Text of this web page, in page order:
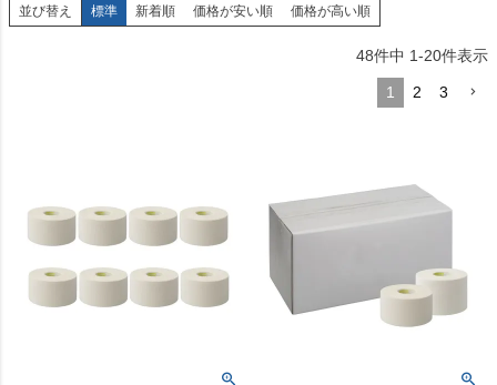
並び替え 標準 新着順 価格が安い順 価格が高い順
48件中 1-20件表示
1 2 3